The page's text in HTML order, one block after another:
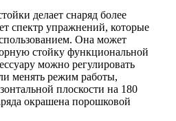
делает снаряд более
спектр упражнений, которые
Она может
стойку функциональной
можно регулировать
менять режим работы,
плоскости на 180
окрашена порошковой